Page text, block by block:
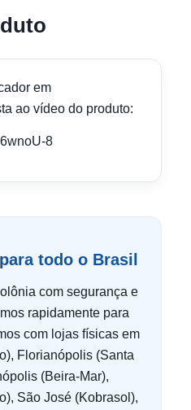
em
ao vídeo do produto:
8
todo o Brasil
com segurança e
rapidamente para
com lojas físicas em
Florianópolis (Santa
(Beira-Mar),
São José (Kobrasol),